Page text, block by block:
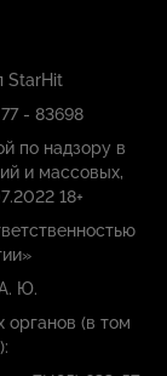
StarHit
- 83698
по надзору в
и массовых,
18+
Ю.
органов (в том